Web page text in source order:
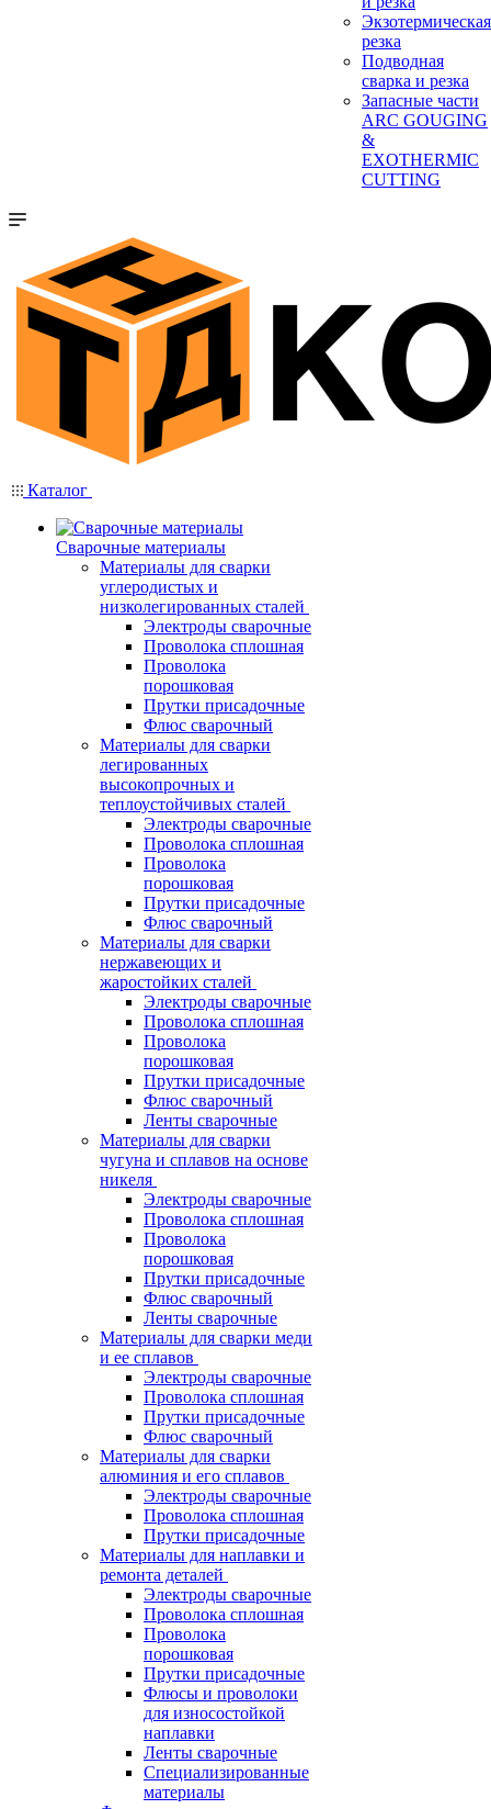
Экзотермическая
резка
Подводная
сварка и резка
Запасные части
ARC GOUGING
&
EXOTHERMIC
CUTTING
Каталог
Сварочные материалы
Материалы для сварки
углеродистых и
низколегированных сталей
Электроды сварочные
Проволока сплошная
Проволока
порошковая
Прутки присадочные
Флюс сварочный
Материалы для сварки
легированных
высокопрочных и
теплоустойчивых сталей
Электроды сварочные
Проволока сплошная
Проволока
порошковая
Прутки присадочные
Флюс сварочный
Материалы для сварки
нержавеющих и
жаростойких сталей
Электроды сварочные
Проволока сплошная
Проволока
порошковая
Прутки присадочные
Флюс сварочный
Ленты сварочные
Материалы для сварки
чугуна и сплавов на основе
никеля
Электроды сварочные
Проволока сплошная
Проволока
порошковая
Прутки присадочные
Флюс сварочный
Ленты сварочные
Материалы для сварки меди
и ее сплавов
Электроды сварочные
Проволока сплошная
Прутки присадочные
Флюс сварочный
Материалы для сварки
алюминия и его сплавов
Электроды сварочные
Проволока сплошная
Прутки присадочные
Материалы для наплавки и
ремонта деталей
Электроды сварочные
Проволока сплошная
Проволока
порошковая
Прутки присадочные
Флюсы и проволоки
для износостойкой
наплавки
Ленты сварочные
Специализированные
материалы